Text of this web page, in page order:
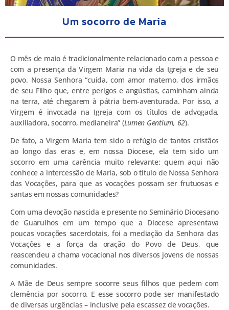
Um socorro de Maria
O mês de maio é tradicionalmente relacionado com a pessoa e
com a presença da Virgem Maria na vida da Igreja e de seu
povo. Nossa Senhora “cuida, com amor materno, dos irmãos
de seu Filho que, entre perigos e angústias, caminham ainda
na terra, até chegarem à pátria bem-aventurada. Por isso, a
Virgem é invocada na Igreja com os títulos de advogada,
auxiliadora, socorro, medianeira” (Lumen Gentium, 62).
De fato, a Virgem Maria tem sido o refúgio de tantos cristãos
ao longo das eras e, em nossa Diocese, ela tem sido um
socorro em uma carência muito relevante: quem aqui não
conhece a intercessão de Maria, sob o título de Nossa Senhora
das Vocações, para que as vocações possam ser frutuosas e
santas em nossas comunidades?
Com uma devoção nascida e presente no Seminário Diocesano
de Guarulhos em um tempo que a Diocese apresentava
poucas vocações sacerdotais, foi a mediação da Senhora das
Vocações e a força da oração do Povo de Deus, que
reascendeu a chama vocacional nos diversos jovens de nossas
comunidades.
A Mãe de Deus sempre socorre seus filhos que pedem com
clemência por socorro. E esse socorro pode ser manifestado
de diversas urgências – inclusive pela escassez de vocações.